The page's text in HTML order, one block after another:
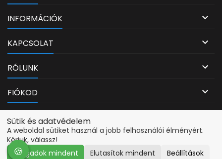
🍪
INFORMÁCIÓK 
KAPCSOLAT 
RÓLUNK 
FIÓKOD 
Sütik és adatvédelem
A weboldal sütiket használ a jobb felhasználói élményért.
Kérjük, válassz!
Elfogadok mindent
Elutasítok mindent Beállítások
Adatvédelmi beállítások
🍪